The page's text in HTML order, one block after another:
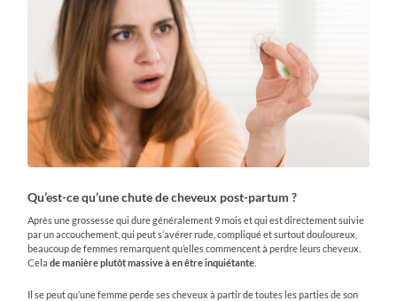
Qu’est-ce qu’une chute de cheveux post-partum ?
Après une grossesse qui dure généralement 9 mois et qui est directement suivie
par un accouchement, qui peut s’avérer rude, compliqué et surtout douloureux,
beaucoup de femmes remarquent qu’elles commencent à perdre leurs cheveux.
Cela de manière plutôt massive à en êtreinquiétante
Il se peut qu’une femme perde ses cheveux à partir de toutes les parties de son